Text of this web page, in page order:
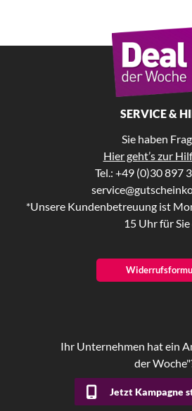
SERVICE &
Sie haben
Hier geht’s zur
Tel.: +49 (0)30 897
*Unsere Kundenbetreuung ist
15 Uhr für Sie
Ihr Unternehmen hat ein
der
Jetzt Kampagne